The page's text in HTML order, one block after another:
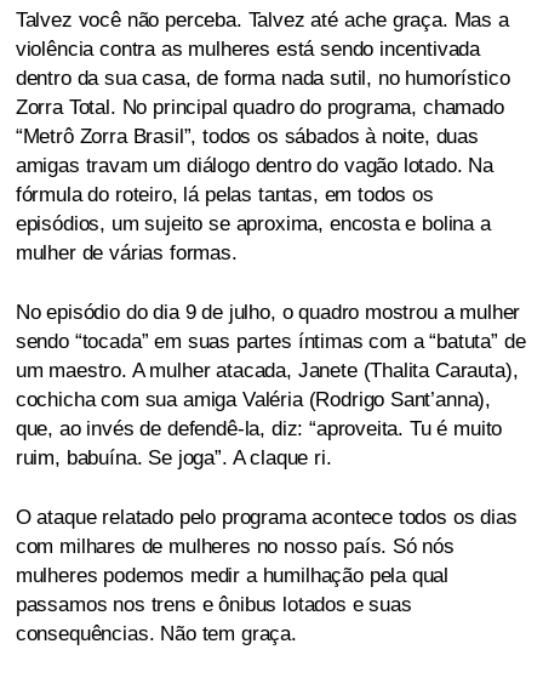
Talvez você não perceba. Talvez até ache graça. Mas a
violência contra as mulheres está sendo incentivada
dentro da sua casa, de forma nada sutil, no humorístico
Zorra Total. No principal quadro do programa, chamado
“Metrô Zorra Brasil”, todos os sábados à noite, duas
amigas travam um diálogo dentro do vagão lotado. Na
fórmula do roteiro, lá pelas tantas, em todos os
episódios, um sujeito se aproxima, encosta e bolina a
mulher de várias formas.
No episódio do dia 9 de julho, o quadro mostrou a mulher
sendo “tocada” em suas partes íntimas com a “batuta” de
um maestro. A mulher atacada, Janete (Thalita Carauta),
cochicha com sua amiga Valéria (Rodrigo Sant’anna),
que, ao invés de defendê-la, diz: “aproveita. Tu é muito
ruim, babuína. Se joga”. A claque ri.
O ataque relatado pelo programa acontece todos os dias
com milhares de mulheres no nosso país. Só nós
mulheres podemos medir a humilhação pela qual
passamos nos trens e ônibus lotados e suas
consequências. Não tem graça.